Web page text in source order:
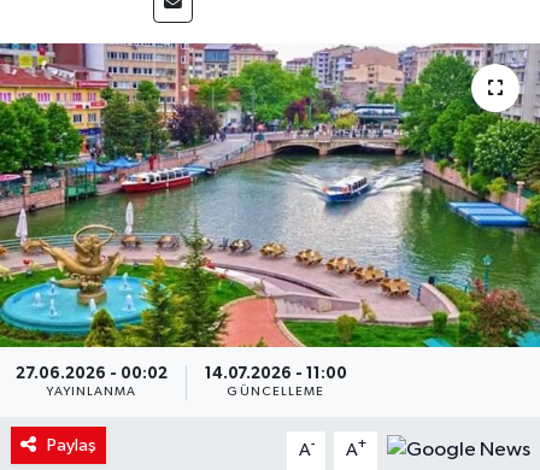
27.06.2026 - 00:02
YAYINLANMA
14.07.2026 - 11:00
GÜNCELLEME
Paylaş A- A+